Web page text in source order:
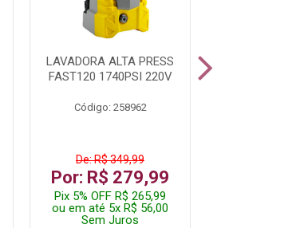
LAVADORA ALTA PRESS
FAST120 1740PSI 220V
Código: 258962
De: R$ 349,99
Por: R$ 279,99
Pix 5% OFF R$ 265,99
ou em até 5x R$ 56,00
Sem Juros